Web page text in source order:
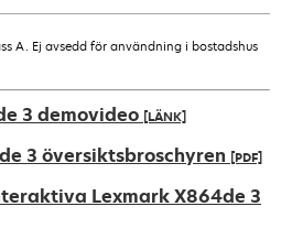
A. Ej avsedd för användning i bostadshus
3 demovideo [LÄNK]
3 översiktsbroschyren [PDF]
Lexmark X864de 3